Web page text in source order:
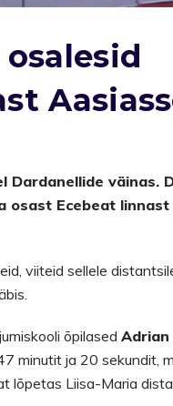
Dardanellide väinas.
osast Ecebeat
viiteid sellele
õpilased
minutit ja 20 sekundit,
Liisa-Maria